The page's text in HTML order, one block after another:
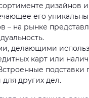
дизайнов и
его
на рынке
делающими
карт или
подставки
других дел.